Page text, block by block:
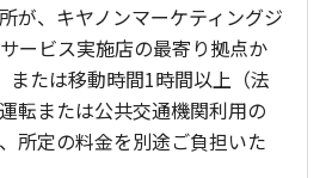
が、キヤノンマーケティングジ
ービス実施店の最寄り拠点か
または移動時間1時間以上（法
転または公共交通機関利用の
所定の料金を別途ご負担いた